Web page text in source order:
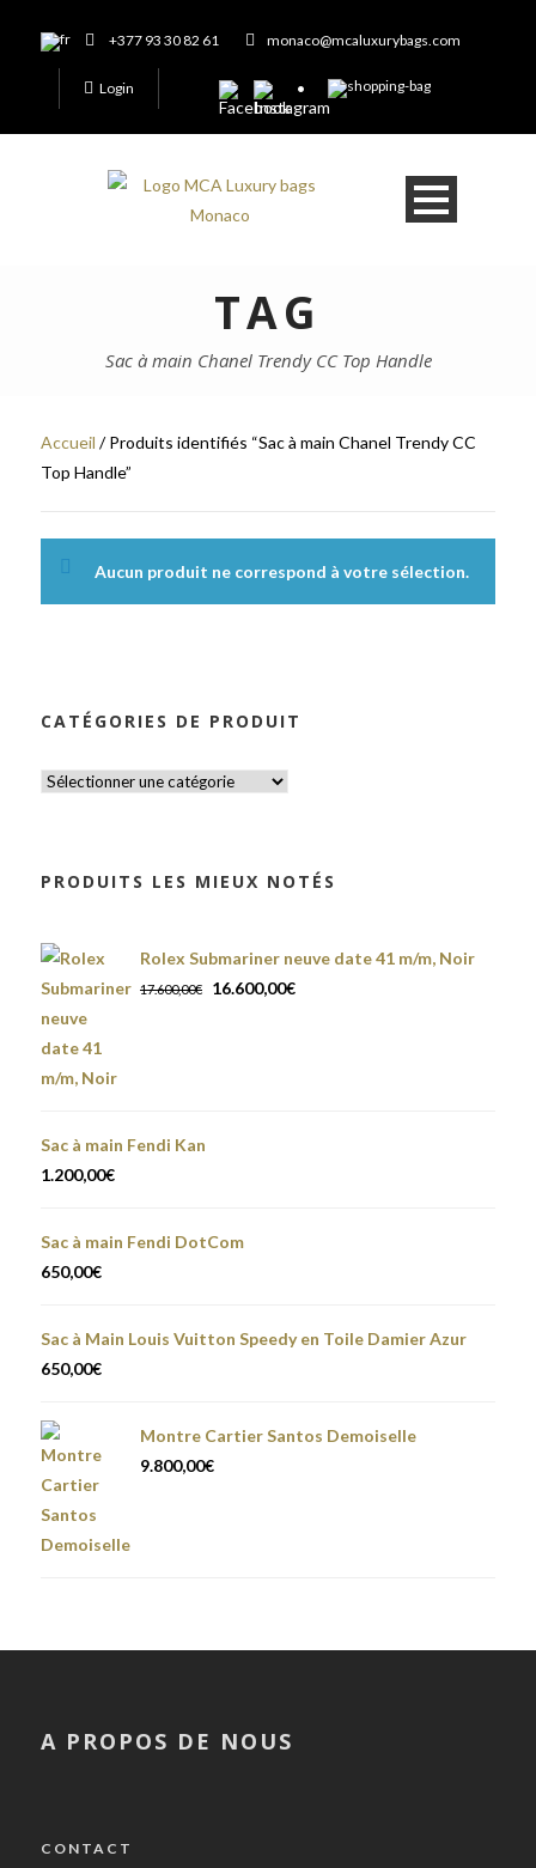
+377 93 30 82 61 monaco@mcaluxurybags.com
Login
TAG
Sac à main Chanel Trendy CC Top Handle
Accueil / Produits identifiés “Sac à main Chanel Trendy CC
Top Handle”
Aucun produit ne correspond à votre sélection.
CATÉGORIES DE PRODUIT
PRODUITS LES MIEUX NOTÉS
Rolex Submariner neuve date 41 m/m, Noir
17.600,00€
Le
16.600,00€Le
Sac à main Fendi Kan
1.200,00€
Sac à main Fendi DotCom
650,00€
Sac à Main Louis Vuitton Speedy en Toile Damier Azur
650,00€
Montre Cartier Santos Demoiselle
9.800,00€
A PROPOS DE NOUS
CONTACT